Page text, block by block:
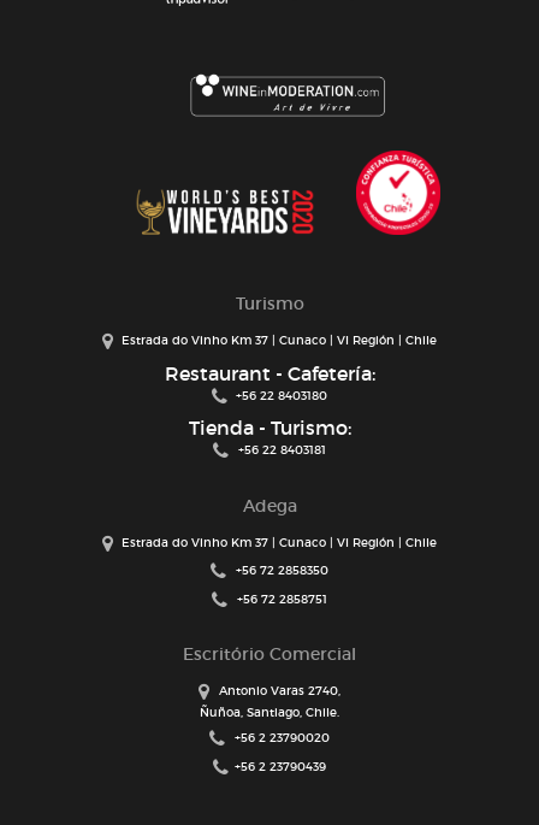
Turismo
Estrada do Vinho Km 37 | Cunaco | VI Región | Chile
Restaurant - Cafetería:
+56 22 8403180
Tienda - Turismo:
+56 22 8403181
Adega
Estrada do Vinho Km 37 | Cunaco | VI Región | Chile
+56 72 2858350
+56 72 2858751
Escritório Comercial
Antonio Varas 2740,
Ñuñoa, Santiago, Chile.
+56 2 23790020
+56 2 23790439